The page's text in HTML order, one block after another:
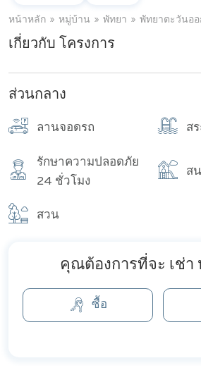
หน้าหลัก หมู่บ้าน พัทยา พัทยาตะวันออ
เกี่ยวกับ โครงการ
ส่วนกลาง
ลานจอดรถ ส
รักษาความปลอดภัย
24 ชั่วโมง
ส
สวน
คุณต้องการที่จะ เช่า
ซื้อ